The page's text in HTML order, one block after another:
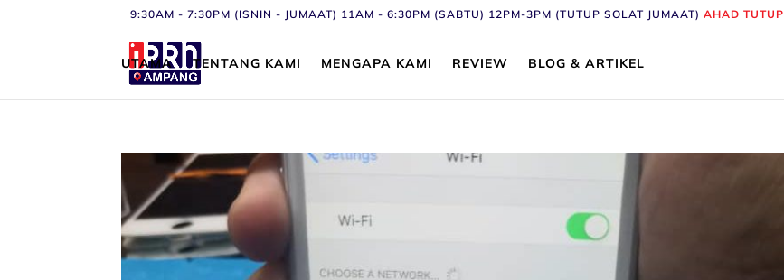
9:30AM - 7:30PM (ISNIN - JUMAAT) 11AM - 6:30PM (SABTU) 12PM-3PM (TUTUP SOLAT JUMAAT)AHAD TUTUP
UTAMA TENTANG KAMI MENGAPA KAMI REVIEW BLOG & ARTIKEL